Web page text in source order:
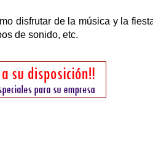
disfrutar de la música y la
de sonido, etc.